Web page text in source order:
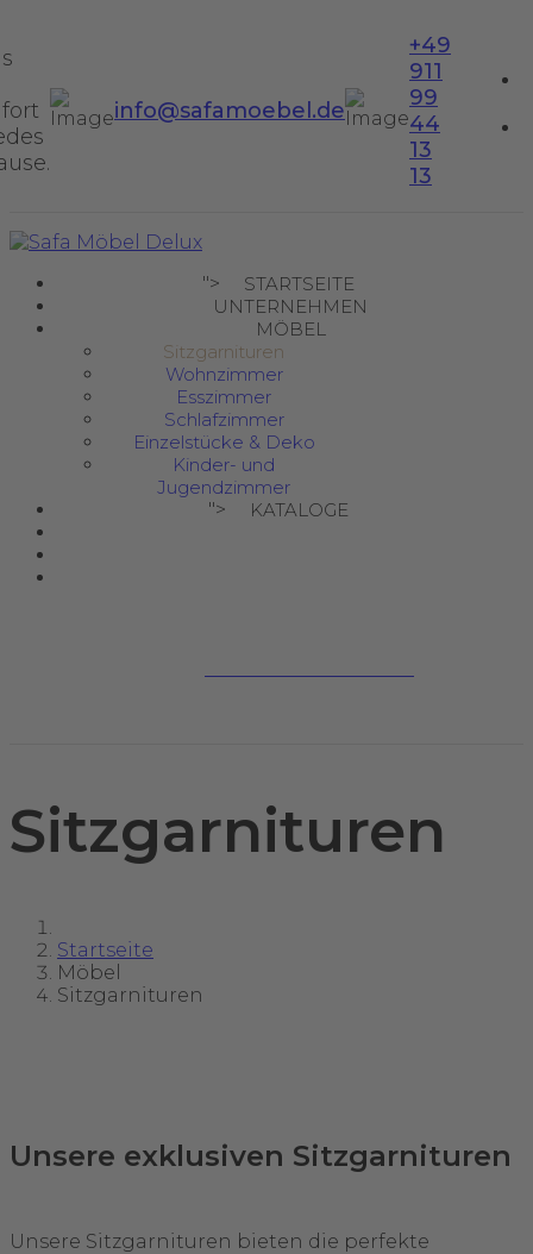
info@safamoebel.de
+49
911
99
44
13
13
">
STARTSEITE
UNTERNEHMEN
MÖBEL
Sitzgarnituren
Wohnzimmer
Esszimmer
Schlafzimmer
Einzelstücke & Deko
Kinder- und
Jugendzimmer
">
KATALOGE
Sitzgarnituren
Startseite
Möbel
Sitzgarnituren
Unsere exklusiven Sitzgarnituren
Unsere Sitzgarnituren bieten die perfekte